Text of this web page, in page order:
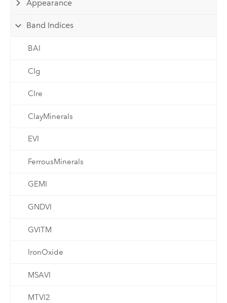
Appearance
Band Indices
BAI
CIg
CIre
ClayMinerals
EVI
FerrousMinerals
GEMI
GNDVI
GVITM
IronOxide
MSAVI
MTVI2